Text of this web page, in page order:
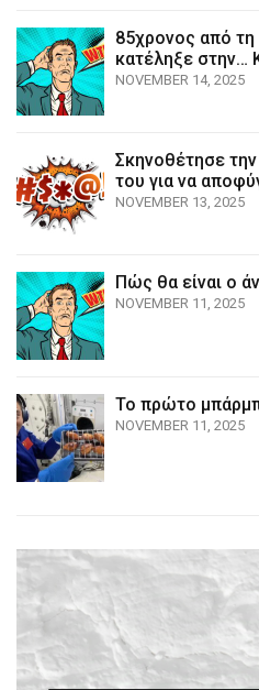
85χρονος από τη
κατέληξε στην…
NOVEMBER 14, 2025
Σκηνοθέτησε
του για να
NOVEMBER 13, 2025
Πώς θα είναι ο
NOVEMBER 11, 2025
Το πρώτο
NOVEMBER 11, 2025